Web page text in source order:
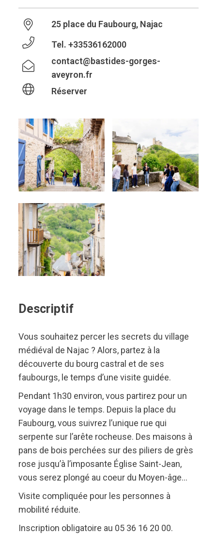
25 place du Faubourg, Najac
Tel. +33536162000
contact@bastides-gorges-
aveyron.fr
Réserver
Descriptif
Vous souhaitez percer les secrets du village
médiéval de Najac ? Alors, partez à la
découverte du bourg castral et de ses
faubourgs, le temps d’une visite guidée.
Pendant 1h30 environ, vous partirez pour un
voyage dans le temps. Depuis la place du
Faubourg, vous suivrez l’unique rue qui
serpente sur l’arête rocheuse. Des maisons à
pans de bois perchées sur des piliers de grès
rose jusqu’à l’imposante Église Saint-Jean,
vous serez plongé au coeur du Moyen-âge…
Visite compliquée pour les personnes à
mobilité réduite.
Inscription obligatoire au 05 36 16 20 00.